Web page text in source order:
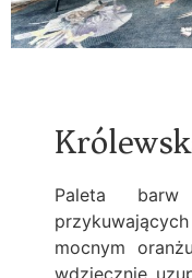
Paleta
mocnym